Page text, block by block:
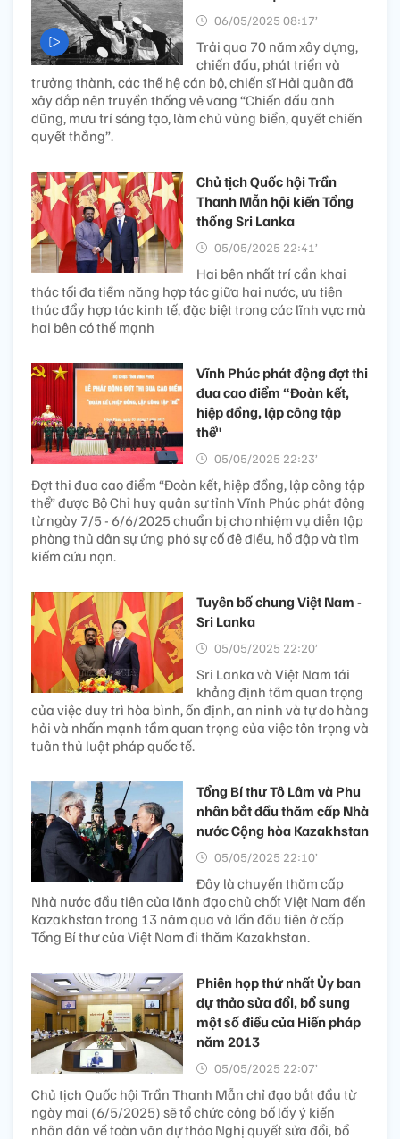
06/05/2025 08:17’
Trải qua 70 năm xây dựng,
chiến đấu, phát triển và
trưởng thành, các thế hệ cán bộ, chiến sĩ Hải quân đã
xây đắp nên truyền thống vẻ vang “Chiến đấu anh
dũng, mưu trí sáng tạo, làm chủ vùng biển, quyết chiến
quyết thắng”.
Chủ tịch Quốc hội Trần
Thanh Mẫn hội kiến Tổng
thống Sri Lanka
05/05/2025 22:41’
Hai bên nhất trí cần khai
thác tối đa tiềm năng hợp tác giữa hai nước, ưu tiên
thúc đẩy hợp tác kinh tế, đặc biệt trong các lĩnh vực mà
hai bên có thế mạnh
Vĩnh Phúc phát động đợt thi
đua cao điểm “Đoàn kết,
hiệp đồng, lập công tập
thể"
05/05/2025 22:23’
Đợt thi đua cao điểm “Đoàn kết, hiệp đồng, lập công tập
thể” được Bộ Chỉ huy quân sự tỉnh Vĩnh Phúc phát động
từ ngày 7/5 - 6/6/2025 chuẩn bị cho nhiệm vụ diễn tập
phòng thủ dân sự ứng phó sự cố đê điều, hồ đập và tìm
kiếm cứu nạn.
Tuyên bố chung Việt Nam -
Sri Lanka
05/05/2025 22:20’
Sri Lanka và Việt Nam tái
khẳng định tầm quan trọng
của việc duy trì hòa bình, ổn định, an ninh và tự do hàng
hải và nhấn mạnh tầm quan trọng của việc tôn trọng và
tuân thủ luật pháp quốc tế.
Tổng Bí thư Tô Lâm và Phu
nhân bắt đầu thăm cấp Nhà
nước Cộng hòa Kazakhstan
05/05/2025 22:10’
Đây là chuyến thăm cấp
Nhà nước đầu tiên của lãnh đạo chủ chốt Việt Nam đến
Kazakhstan trong 13 năm qua và lần đầu tiên ở cấp
Tổng Bí thư của Việt Nam đi thăm Kazakhstan.
Phiên họp thứ nhất Ủy ban
dự thảo sửa đổi, bổ sung
một số điều của Hiến pháp
năm 2013
05/05/2025 22:07’
Chủ tịch Quốc hội Trần Thanh Mẫn chỉ đạo bắt đầu từ
ngày mai (6/5/2025) sẽ tổ chức công bố lấy ý kiến
nhân dân về toàn văn dự thảo Nghị quyết sửa đổi, bổ